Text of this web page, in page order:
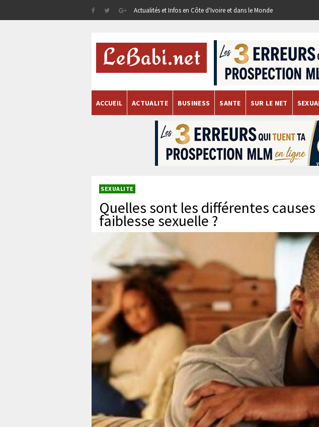
Actualités et Infos en Côte d'Ivoire et dans le Monde
ACCUEIL ACTUALITE BUSINESS SANTE SUR LE NET
SEXUALITE
Quelles sont les différentes causes
faiblesse sexuelle ?